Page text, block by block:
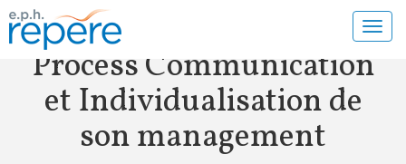
Process Communication
et Individualisation de
son management